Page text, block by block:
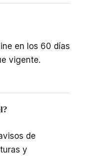
en los 60 días
vigente.
de
y